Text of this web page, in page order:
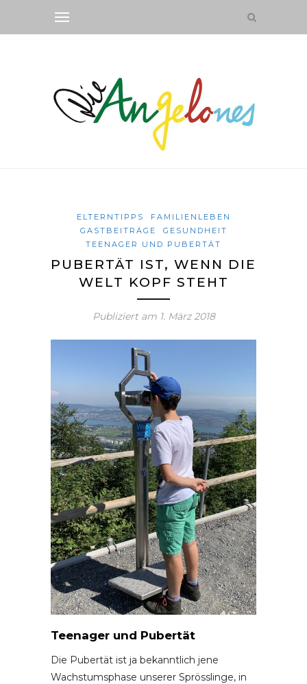
ELTERNTIPPS
FAMILIENLEBEN
GASTBEITRÄGE
GESUNDHEIT
TEENAGER UND PUBERTÄT
PUBERTÄT IST, WENN DIE
WELT KOPF STEHT
Publiziert am 1. März 2018
Teenager und Pubertät
Die Pubertät ist ja bekanntlich jene
Wachstumsphase unserer Sprösslinge, in